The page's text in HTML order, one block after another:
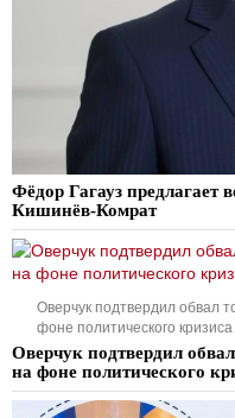
Фёдор Гагауз предлагает
Кишинёв-Комрат
Оверчук подтвердил обвал
фоне политического кризиса
Оверчук подтвердил
на фоне политического